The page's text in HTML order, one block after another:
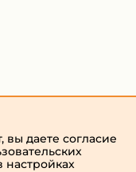
даете согласие
настройках